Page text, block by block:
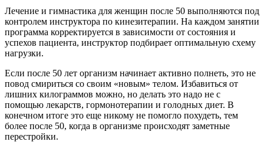
Лечение и гимнастика для женщин после 50 выполняются под
контролем инструктора по кинезитерапии. На каждом занятии
программа корректируется в зависимости от состояния и
успехов пациента, инструктор подбирает оптимальную схему
нагрузки.
Если после 50 лет организм начинает активно полнеть, это не
повод смириться со своим «новым» телом. Избавиться от
лишних килограммов можно, но делать это надо не с
помощью лекарств, гормонотерапии и голодных диет. В
конечном итоге это еще никому не помогло похудеть, тем
более после 50, когда в организме происходят заметные
перестройки.